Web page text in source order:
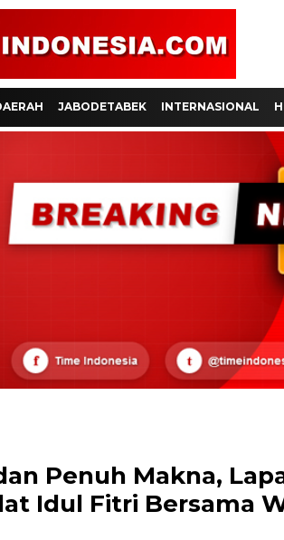
JABODETABEK INTERNASIONAL
Penuh Makna,
Idul Fitri Bersama